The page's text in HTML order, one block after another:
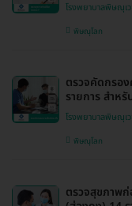
โรงพยาบาลพิษณุเ
พิษณุโลก
ตรวจคัดกรอง
รายการ สำห
โรงพยาบาลพิษณุเ
พิษณุโลก
ตรวจสุขภาพก่